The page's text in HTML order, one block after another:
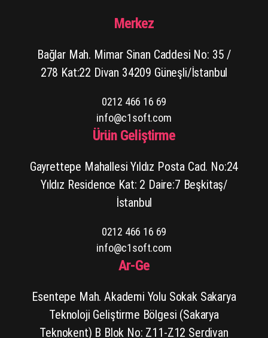
Merkez
Bağlar Mah. Mimar Sinan Caddesi No: 35 /
278 Kat:22 Divan 34209 Güneşli/İstanbul
0212 466 16 69
info@c1soft.com
Ürün Geliştirme
Gayrettepe Mahallesi Yıldız Posta Cad. No:24
Yıldız Residence Kat: 2 Daire:7 Beşkitaş/
İstanbul
0212 466 16 69
info@c1soft.com
Ar-Ge
Esentepe Mah. Akademi Yolu Sokak Sakarya
Teknoloji Geliştirme Bölgesi (Sakarya
Teknokent) B Blok No: Z11-Z12 Serdivan